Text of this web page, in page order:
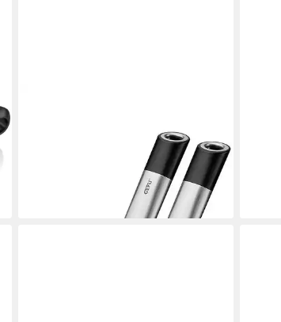
integrietem Kapselhebern
lieferbar - in 1-2 Werktagen bei dir